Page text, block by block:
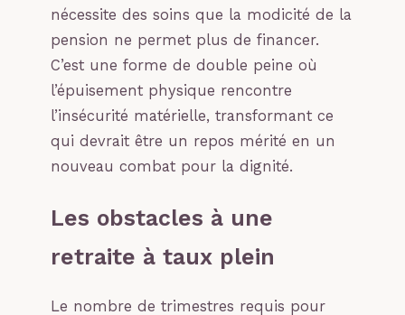
nécessite des soins que la modicité de la
pension ne permet plus de financer.
C’est une forme de double peine où
l’épuisement physique rencontre
l’insécurité matérielle, transformant ce
qui devrait être un repos mérité en un
nouveau combat pour la dignité.
Les obstacles à une
retraite à taux plein
Le nombre de trimestres requis pour